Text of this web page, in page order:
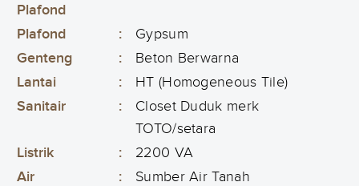
Plafond
Plafond :
Gypsum
Genteng
:
Beton Berwarna
Lantai
:
HT (Homogeneous Tile)
Sanitair
:
Closet Duduk merk
TOTO/setara
Listrik
:
2200 VA
Air
: Sumber Air Tanah